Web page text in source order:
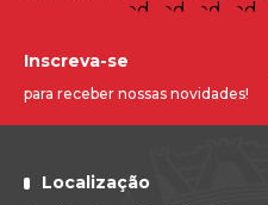
Localização
Inscreva-se
para receber nossas novidades!